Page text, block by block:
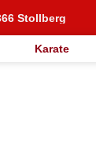
Stollberg
Karate